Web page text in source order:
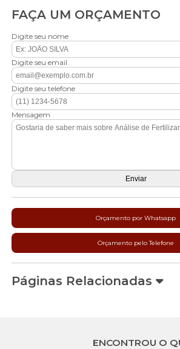
FAÇA UM ORÇAMENTO
Digite seu nome
Digite seu email
Digite seu telefone
Mensagem
Orçamento por Whatsapp
Orçamento pelo Telefone
Páginas Relacionadas
ENCONTROU O